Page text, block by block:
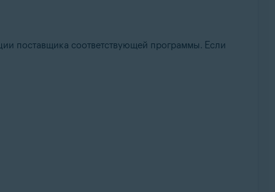
поставщика соответствующей программы. Если